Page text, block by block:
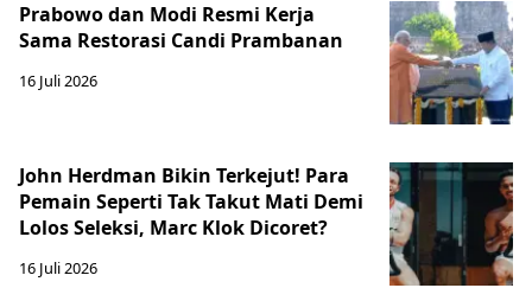
Prabowo dan Modi Resmi Kerja
Sama Restorasi Candi Prambanan
16 Juli 2026
John Herdman Bikin Terkejut! Para
Pemain Seperti Tak Takut Mati Demi
Lolos Seleksi, Marc Klok Dicoret?
16 Juli 2026